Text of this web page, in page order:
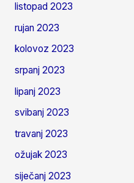
listopad 2023
rujan 2023
kolovoz 2023
srpanj 2023
lipanj 2023
svibanj 2023
travanj 2023
ožujak 2023
siječanj 2023